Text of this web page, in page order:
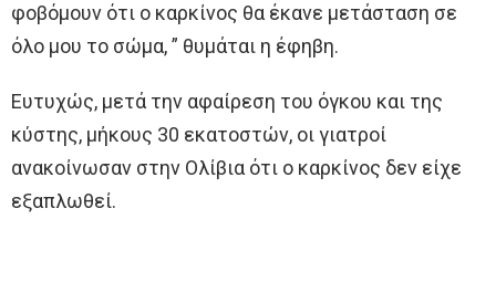
φοβόμουν ότι ο καρκίνος θα έκανε μετάσταση σε
όλο μου το σώμα, ” θυμάται η έφηβη.
Ευτυχώς, μετά την αφαίρεση του όγκου και της
κύστης, μήκους 30 εκατοστών, οι γιατροί
ανακοίνωσαν στην Ολίβια ότι ο καρκίνος δεν είχε
εξαπλωθεί.